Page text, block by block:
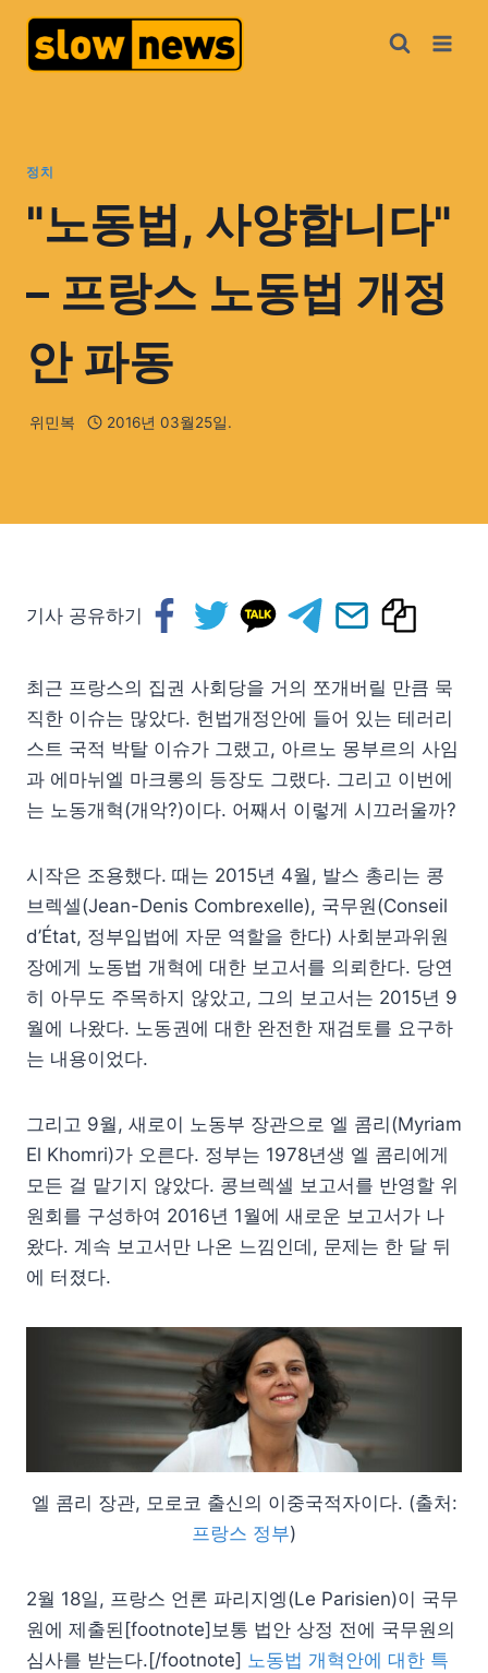
정치
"노동법, 사양합니다"
– 프랑스 노동법 개정
안 파동
위민복 2016년 03월25일.
기사 공유하기
최근 프랑스의 집권 사회당을 거의 쪼개버릴 만큼 묵
직한 이슈는 많았다. 헌법개정안에 들어 있는 테러리
스트 국적 박탈 이슈가 그랬고, 아르노 몽부르의 사임
과 에마뉘엘 마크롱의 등장도 그랬다. 그리고 이번에
는 노동개혁(개악?)이다. 어째서 이렇게 시끄러울까?
시작은 조용했다. 때는 2015년 4월, 발스 총리는 콩
브렉셀(Jean-Denis Combrexelle), 국무원(Conseil
d’État, 정부입법에 자문 역할을 한다) 사회분과위원
장에게 노동법 개혁에 대한 보고서를 의뢰한다. 당연
히 아무도 주목하지 않았고, 그의 보고서는 2015년 9
월에 나왔다. 노동권에 대한 완전한 재검토를 요구하
는 내용이었다.
그리고 9월, 새로이 노동부 장관으로 엘 콤리(Myriam
El Khomri)가 오른다. 정부는 1978년생 엘 콤리에게
모든 걸 맡기지 않았다. 콩브렉셀 보고서를 반영할 위
원회를 구성하여 2016년 1월에 새로운 보고서가 나
왔다. 계속 보고서만 나온 느낌인데, 문제는 한 달 뒤
에 터졌다.
엘 콤리 장관, 모로코 출신의 이중국적자이다. (출처:
프랑스 정부)
2월 18일, 프랑스 언론 파리지엥(Le Parisien)이 국무
원에 제출된[footnote]보통 법안 상정 전에 국무원의
심사를 받는다.[/footnote] 노동법 개혁안에 대한 특